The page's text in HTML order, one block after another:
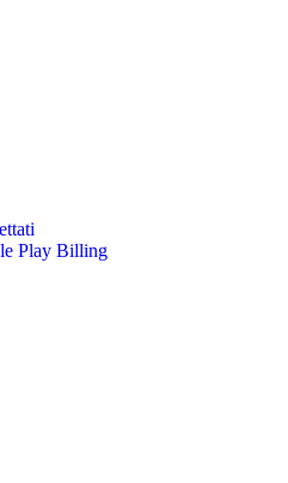
Play Billing